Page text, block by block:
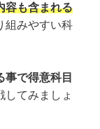
容も含まれる
組みやすい科
事で得意科目
してみましょ